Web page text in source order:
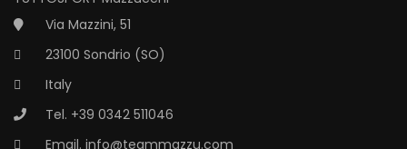
Via Mazzini, 51
23100 Sondrio (SO)
Italy
Tel. +39 0342 511046
Email. info@teammazzu.com